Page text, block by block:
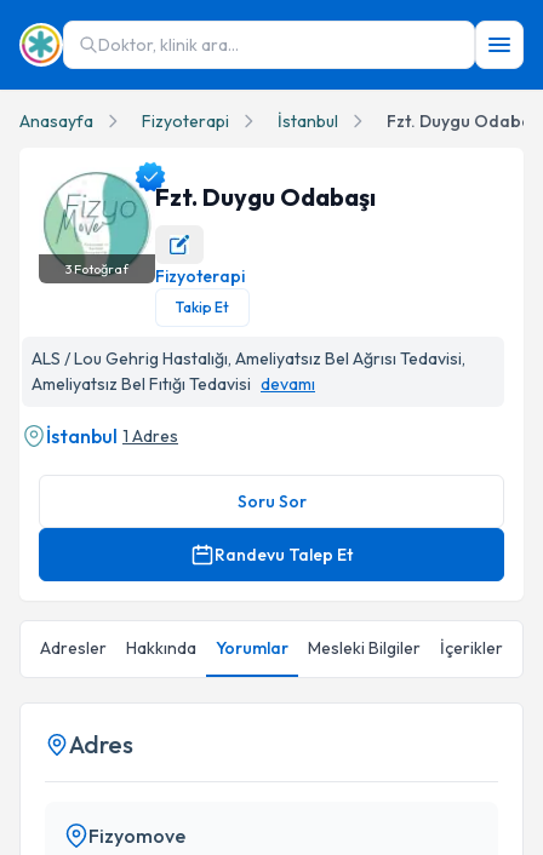
Doktor, klinik ara...
Anasayfa Fizyoterapi İstanbul Fzt. Duygu Odabaşı
Fzt. Duygu Odabaşı Profil Fotoğrafı
3Fotoğraf
Fzt. Duygu Odabaşı
Fizyoterapi
Takip Et
ALS / Lou Gehrig Hastalığı, Ameliyatsız Bel Ağrısı Tedavisi,
Ameliyatsız Bel Fıtığı Tedavisi devamı
İstanbul 1 Adres
Soru Sor
Randevu Talep Et
Adresler Hakkında Yorumlar Mesleki Bilgiler İçerikler
Adres
Fizyomove